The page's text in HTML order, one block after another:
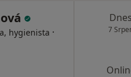
hygienista ·
Dnes
7